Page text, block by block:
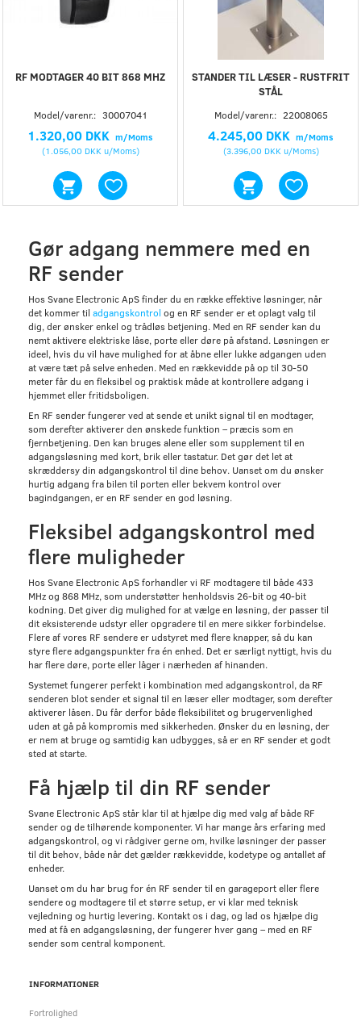
RF MODTAGER 40 BIT 868 MHZ
Model/varenr.: 30007041
1.320,00 DKK m/Moms
(1.056,00 DKKu/Moms)
STANDER TIL LÆSER - RUSTFRIT
STÅL
Model/varenr.: 22008065
4.245,00 DKK m/Moms
(3.396,00 DKKu/Moms)
Gør adgang nemmere med en
RF sender
Hos Svane Electronic ApS finder du en række effektive løsninger, når
det kommer til adgangskontrol og en RF sender er et oplagt valg til
dig, der ønsker enkel og trådløs betjening. Med en RF sender kan du
nemt aktivere elektriske låse, porte eller døre på afstand. Løsningen er
ideel, hvis du vil have mulighed for at åbne eller lukke adgangen uden
at være tæt på selve enheden. Med en rækkevidde på op til 30-50
meter får du en fleksibel og praktisk måde at kontrollere adgang i
hjemmet eller fritidsboligen.
En RF sender fungerer ved at sende et unikt signal til en modtager,
som derefter aktiverer den ønskede funktion – præcis som en
fjernbetjening. Den kan bruges alene eller som supplement til en
adgangsløsning med kort, brik eller tastatur. Det gør det let at
skræddersy din adgangskontrol til dine behov. Uanset om du ønsker
hurtig adgang fra bilen til porten eller bekvem kontrol over
bagindgangen, er en RF sender en god løsning.
Fleksibel adgangskontrol med
flere muligheder
Hos Svane Electronic ApS forhandler vi RF modtagere til både 433
MHz og 868 MHz, som understøtter henholdsvis 26-bit og 40-bit
kodning. Det giver dig mulighed for at vælge en løsning, der passer til
dit eksisterende udstyr eller opgradere til en mere sikker forbindelse.
Flere af vores RF sendere er udstyret med flere knapper, så du kan
styre flere adgangspunkter fra én enhed. Det er særligt nyttigt, hvis du
har flere døre, porte eller låger i nærheden af hinanden.
Systemet fungerer perfekt i kombination med adgangskontrol, da RF
senderen blot sender et signal til en læser eller modtager, som derefter
aktiverer låsen. Du får derfor både fleksibilitet og brugervenlighed
uden at gå på kompromis med sikkerheden. Ønsker du en løsning, der
er nem at bruge og samtidig kan udbygges, så er en RF sender et godt
sted at starte.
Få hjælp til din RF sender
Svane Electronic ApS står klar til at hjælpe dig med valg af både RF
sender og de tilhørende komponenter. Vi har mange års erfaring med
adgangskontrol, og vi rådgiver gerne om, hvilke løsninger der passer
til dit behov, både når det gælder rækkevidde, kodetype og antallet af
enheder.
Uanset om du har brug for én RF sender til en garageport eller flere
sendere og modtagere til et større setup, er vi klar med teknisk
vejledning og hurtig levering. Kontakt os i dag, og lad os hjælpe dig
med at få en adgangsløsning, der fungerer hver gang – med en RF
sender som central komponent.
INFORMATIONER
Fortrolighed